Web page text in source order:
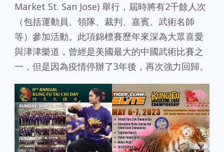
Market St. San Jose) 舉行，屆時將有2千餘人次
（包括運動員、領隊、裁判、嘉賓、武術名師
等）參加活動。此項錦標賽歷年來深為大眾喜愛
與津津樂道，曾經是美國最大的中國武術比賽之
一，但是因為疫情停辦了3年後，再次強力回歸。